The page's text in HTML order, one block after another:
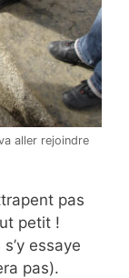
aller rejoindre
pas
petit !
essaye
pas).